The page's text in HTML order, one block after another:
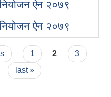
ऐन २०७९
ऐन २०७९
1 2
3
last »